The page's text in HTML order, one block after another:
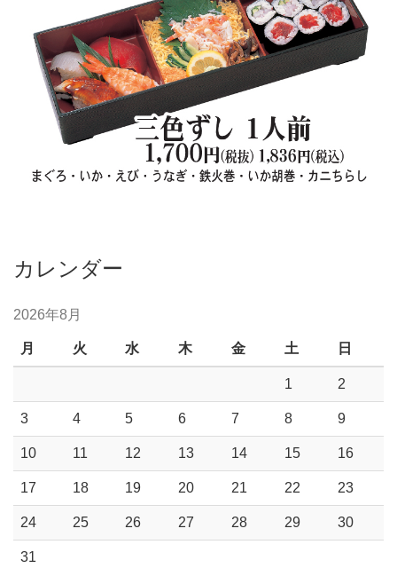
カレンダー
2026年8月
月 火 水 木 金 土 日
1 2
3 4 5 6 7 8 9
10 11 12 13 14 15 16
17 18 19 20 21 22 23
24 25 26 27 28 29 30
31